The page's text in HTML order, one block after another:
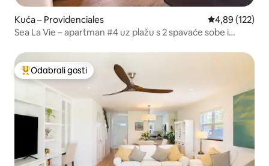
Kuća – Providenciales Prosječna
4,89 (122)
Sea La Vie – apartman #4 uz plažu s 2 spavaće sobe i
Među najviše rangiranima s oznakom „Odabrali gosti”
Odabrali gosti